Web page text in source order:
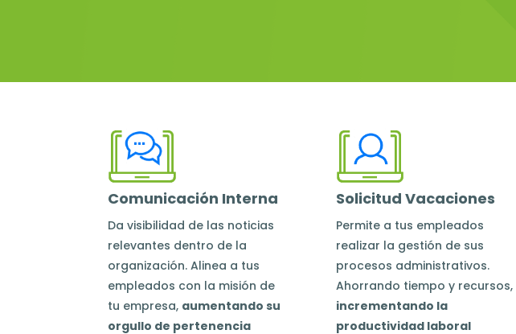
Comunicación Interna
Da visibilidad de las noticias
relevantes dentro de la
organización. Alinea a tus
empleados con la misión de
tu empresa, aumentando su
orgullo de pertenencia
Solicitud Vacaciones
Permite a tus empleados
realizar la gestión de sus
procesos administrativos.
Ahorrando tiempo y recursos,
incrementando la
productividad laboral